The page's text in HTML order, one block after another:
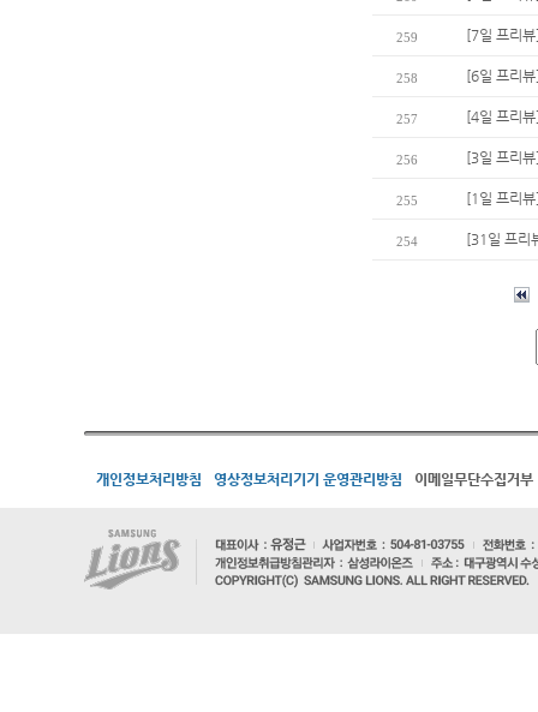
259 [7일 프리뷰
258 [6일 프리
257 [4일 프리
256 [3일 프리
255 [1일 프리
254 [31일 프리
개인정보처리방침 영상정보처리기기 운영관리방침 이메일무단수집거부